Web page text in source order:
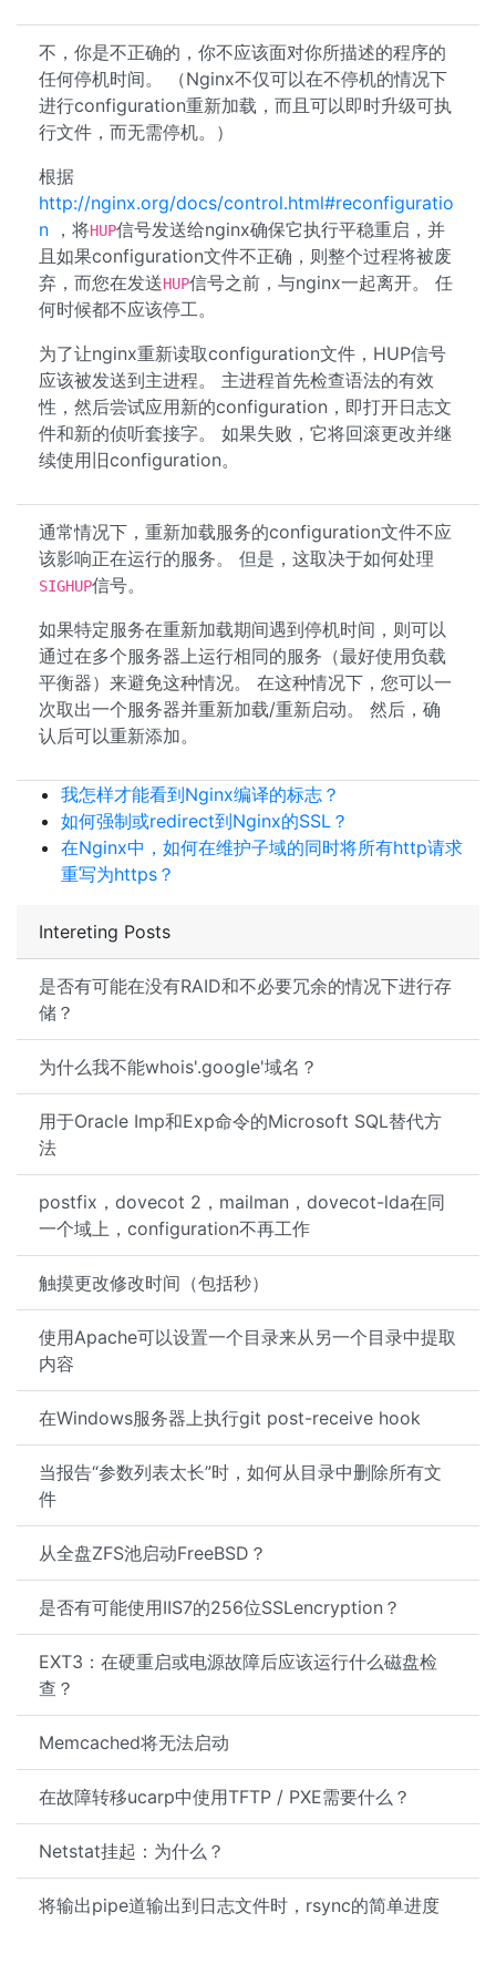
Intereting Posts
是否有可能在没有RAID和不必要冗余的情况下进行存
储？
为什么我不能whois'.google'域名？
用于Oracle Imp和Exp命令的Microsoft SQL替代方
法
postfix，dovecot 2，mailman，dovecot-lda在同
一个域上，configuration不再工作
触摸更改修改时间（包括秒）
使用Apache可以设置一个目录来从另一个目录中提取
内容
在Windows服务器上执行git post-receive hook
当报告“参数列表太长”时，如何从目录中删除所有文
件
从全盘ZFS池启动FreeBSD？
是否有可能使用IIS7的256位SSLencryption？
EXT3：在硬重启或电源故障后应该运行什么磁盘检
查？
Memcached将无法启动
在故障转移ucarp中使用TFTP / PXE需要什么？
Netstat挂起：为什么？
将输出pipe道输出到日志文件时，rsync的简单进度
不，你是不正确的，你不应该面对你所描述的程序的
任何停机时间。 （Nginx不仅可以在不停机的情况下
进行configuration重新加载，而且可以即时升级可执
行文件，而无需停机。）
根据
http://nginx.org/docs/control.html#reconfiguratio
n ，将HUP信号发送给nginx确保它执行平稳重启，并
且如果configuration文件不正确，则整个过程将被废
弃，而您在发送HUP信号之前，与nginx一起离开。 任
何时候都不应该停工。
为了让nginx重新读取configuration文件，HUP信号
应该被发送到主进程。 主进程首先检查语法的有效
性，然后尝试应用新的configuration，即打开日志文
件和新的侦听套接字。 如果失败，它将回滚更改并继
续使用旧configuration。
通常情况下，重新加载服务的configuration文件不应
该影响正在运行的服务。 但是，这取决于如何处理
SIGHUP信号。
如果特定服务在重新加载期间遇到停机时间，则可以
通过在多个服务器上运行相同的服务（最好使用负载
平衡器）来避免这种情况。 在这种情况下，您可以一
次取出一个服务器并重新加载/重新启动。 然后，确
认后可以重新添加。
我怎样才能看到Nginx编译的标志？
如何强制或redirect到Nginx的SSL？
在Nginx中，如何在维护子域的同时将所有http请求
重写为https？